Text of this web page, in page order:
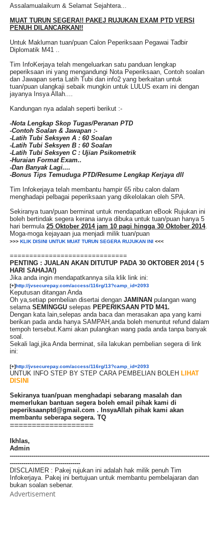
Assalamualaikum & Selamat Sejahtera...
MUAT TURUN SEGERA!! PAKEJ RUJUKAN EXAM PTD VERSI
PENUH DILANCARKAN!!
Untuk Makluman tuan/puan Calon Peperiksaan Pegawai Tadbir
Diplomatik M41 ..
Tim InfoKerjaya telah mengeluarkan satu panduan lengkap
peperiksaan ini yang mengandungi Nota Peperiksaan, Contoh soalan
dan Jawapan serta Latih Tubi dan info2 yang berkaitan untuk
tuan/puan ulangkaji sebaik mungkin untuk LULUS exam ini dengan
jayanya Insya Allah....
Kandungan nya adalah seperti berikut :-
-Nota Lengkap Skop Tugas/Peranan PTD
-Contoh Soalan & Jawapan :-
-Latih Tubi Seksyen A : 60 Soalan
-Latih Tubi Seksyen B : 60 Soalan
-Latih Tubi Seksyen C : Ujian Psikometrik
-Huraian Format Exam..
-Dan Banyak Lagi....
-Bonus Tips Temuduga PTD/Resume Lengkap Kerjaya dll
Tim Infokerjaya telah membantu hampir 65 ribu calon dalam
menghadapi pelbagai peperiksaan yang dikelolakan oleh SPA.
Sekiranya tuan/puan berminat untuk mendapatkan eBook Rujukan ini
boleh bertindak segera kerana ianya dibuka untuk tuan/puan hanya 5
hari bermula 25 Oktober 2014 jam 10 pagi hingga 30 Oktober 2014.
Moga-moga kejayaan jua menjadi milik tuan/puan
>>> KLIK DISINI UNTUK MUAT TURUN SEGERA RUJUKAN INI <<<
==============================
PENTING : JUALAN AKAN DITUTUP PADA 30 OKTOBER 2014 ( 5
HARI SAHAJA!)
Jika anda ingin mendapatkannya sila klik link ini:
[+]http://jvsecurepay.com/access/116rg/13?camp_id=2093
Keputusan ditangan Anda
Oh ya,setiap pembelian disertai dengan JAMINAN pulangan wang
selama SEMINGGU selepas PEPERI KSAAN PTD M41.
Dengan kata lain,selepas anda baca dan merasakan apa yang kami
berikan pada anda hanya SAMPAH,anda boleh menuntut refund dalam
tempoh tersebut.Kami akan pulangkan wang pada anda tanpa banyak
soal.
Sekali lagi,jika Anda berminat, sila lakukan pembelian segera di link
ini:
[+]http://jvsecurepay.com/access/116rg/13?camp_id=2093
UNTUK INFO STEP BY STEP CARA PEMBELIAN BOLEH LIHAT
DISINI
Sekiranya tuan/puan menghadapi sebarang masalah dan
memerlukan bantuan segera boleh email pihak kami di
peperiksaanptd@gmail.com . InsyaAllah pihak kami akan
membantu seberapa segera. TQ
===================
Ikhlas,
Admin
------------------------------------------------------------------------------------------------------
------------------------------------
DISCLAIMER : Pakej rujukan ini adalah hak milik penuh Tim
Infokerjaya. Pakej ini bertujuan untuk membantu pembelajaran dan
bukan soalan sebenar.
Advertisement